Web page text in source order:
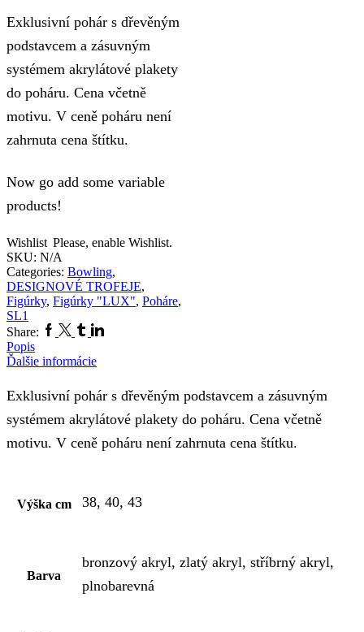
Exklusivní pohár s dřevěným
podstavcem a zásuvným
systémem akrylátové plakety
do poháru. Cena včetně
motivu. V ceně poháru není
zahrnuta cena štítku.
Now go add some variable
products!
Wishlist Please, enable Wishlist.
SKU: N/A
Categories: Bowling,
DESIGNOVÉ TROFEJE,
Figúrky, Figúrky "LUX", Poháre,
SL1
Share:
Popis
Ďalšie informácie
Exklusivní pohár s dřevěným podstavcem a zásuvným
systémem akrylátové plakety do poháru. Cena včetně
motivu. V ceně poháru není zahrnuta cena štítku.
Výška cm 38, 40, 43
Barva
bronzový akryl, zlatý akryl, stříbrný akryl,
plnobarevná